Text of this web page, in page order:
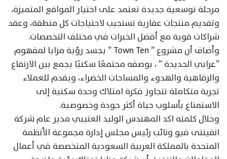
مرحلة توسعية جديدة تعتمد على اختيار المواقع المتميزة،
وتقديم منتجات عقارية تستجيب لاحتياجات كل منطقة، وعقد
شراكات قوية مع أفضل الخبرات في مختلف التخصصات.
وأضاف أن مشروع ” Town Ten ” يجسد رؤية مزايا لمفهوم
“عرابي الجديدة ” ، بوصفه مجتمعًا سكنيًا يجمع بين الارتفاع
والرفاهية والهدوء والمساحات الخضراء، ويقدم للعملاء
تجربة متكاملة تتجاوز فكرة امتلاك وحدة سكنية إلى
الاستمتاع بأسلوب حياة أكثر جودة وخصوصية.
وخلال كلمته اكد المهندس الوليد العتيبي مدير عام شركة
انفينتى فيو ونائب رئيس مجلس إدارة مجموعة الأنظمة
المتحدة بالمملكة العربية السعودية المتخصصة في أعمال